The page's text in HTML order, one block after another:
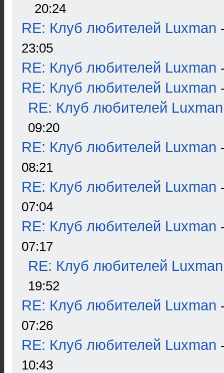
20:24
RE: Клуб любителей Luxman
23:05
RE: Клуб любителей Luxman
RE: Клуб любителей Luxman
RE: Клуб любителей Luxman
09:20
RE: Клуб любителей Luxman
08:21
RE: Клуб любителей Luxman
07:04
RE: Клуб любителей Luxman
07:17
RE: Клуб любителей Luxman
19:52
RE: Клуб любителей Luxman
07:26
RE: Клуб любителей Luxman
10:43